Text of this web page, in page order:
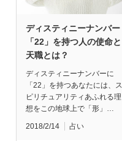
ディスティニーナンバー
「22」を持つ人の使命と
天職とは？
ディスティニーナンバーに
「22」を持つあなたには、ス
ピリチュアリティあふれる理
想をこの地球上で「形」…
2018/2/14 占い